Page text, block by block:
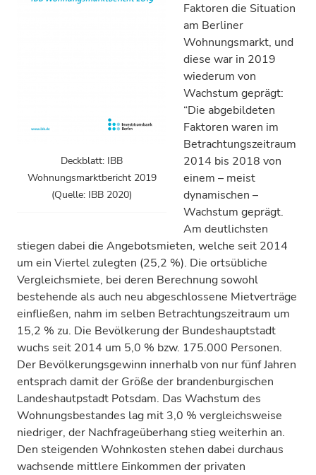
Deckblatt: IBB
Wohnungsmarktbericht 2019
(Quelle: IBB 2020)
Faktoren die Situation
am Berliner
Wohnungsmarkt, und
diese war in 2019
wiederum von
Wachstum geprägt:
“Die abgebildeten
Faktoren waren im
Betrachtungszeitraum
2014 bis 2018 von
einem – meist
dynamischen –
Wachstum geprägt.
Am deutlichsten
stiegen dabei die Angebotsmieten, welche seit 2014
um ein Viertel zulegten (25,2 %). Die ortsübliche
Vergleichsmiete, bei deren Berechnung sowohl
bestehende als auch neu abgeschlossene Mietverträge
einfließen, nahm im selben Betrachtungszeitraum um
15,2 % zu. Die Bevölkerung der Bundeshauptstadt
wuchs seit 2014 um 5,0 % bzw. 175.000 Personen.
Der Bevölkerungsgewinn innerhalb von nur fünf Jahren
entsprach damit der Größe der brandenburgischen
Landeshautpstadt Potsdam. Das Wachstum des
Wohnungsbestandes lag mit 3,0 % vergleichsweise
niedriger, der Nachfrageüberhang stieg weiterhin an.
Den steigenden Wohnkosten stehen dabei durchaus
wachsende mittlere Einkommen der privaten